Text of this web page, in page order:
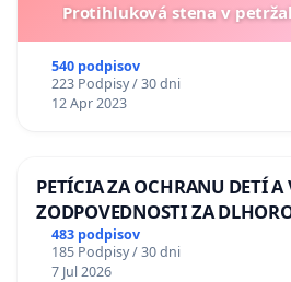
Protihluková stena v
540 podpisov
223 Podpisy / 30 dni
12 Apr 2023
PETÍCIA ZA OCHRANU DETÍ A
ZODPOVEDNOSTI ZA
A ZLYHANIE ŠTÁTU
483 podpisov
185 Podpisy / 30 dni
7 Jul 2026